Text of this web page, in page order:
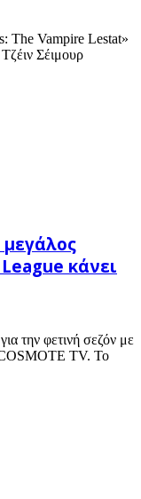
The Vampire Lestat»
Σέιμουρ
κάνει
την φετινή σεζόν με
COSMOTE TV. Το